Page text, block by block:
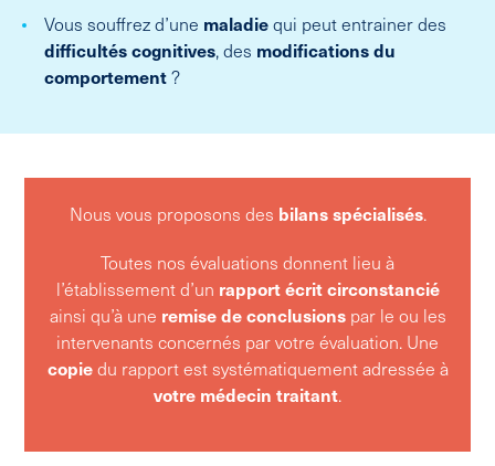
Vous souffrez d’une maladiequi peut entrainer des
difficultés cognitives, des modificationsdu
comportement?
Nous vous proposons des bilans spécialisés.
Toutes nos évaluations donnent lieu à
l’établissement d’un rapport écrit circonstancié
ainsi qu’à une remise de conclusionspar le ou les
intervenants concernés par votre évaluation. Une
copiedu rapport est systématiquement adressée à
votre médecin traitant.